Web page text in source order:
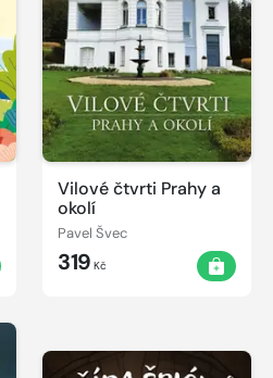
Vilové čtvrti Prahy a
okolí
Pavel Švec
319 Kč